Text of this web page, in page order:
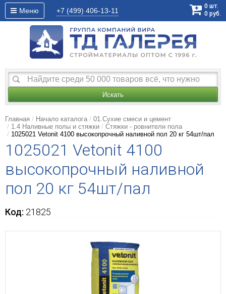
Меню +7 (499) 406-13-11
0 шт.
0 руб.
Искать
Главная Начало каталога
01.Сухие смеси и цемент
1.4 Наливные полы и стяжки
Стяжки - ровнители пола
1025021 Vetonit 4100 высокопрочный наливной пол 20 кг 54шт/пал
1025021 Vetonit 4100
высокопрочный наливной
пол 20 кг 54шт/пал
Код: 21825